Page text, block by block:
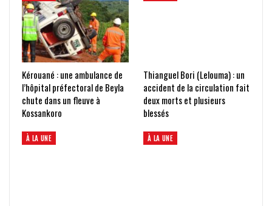
Kérouané : une ambulance de
l’hôpital préfectoral de Beyla
chute dans un fleuve à
Kossankoro
Thianguel Bori (Lelouma) : un
accident de la circulation fait
deux morts et plusieurs
blessés
À LA UNE À LA UNE